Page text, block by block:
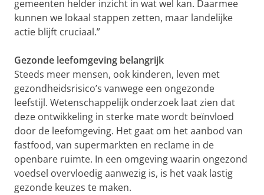
gemeenten helder inzicht in wat wel kan. Daarmee
kunnen we lokaal stappen zetten, maar landelijke
actie blijft cruciaal.”
Gezonde leefomgeving belangrijk
Steeds meer mensen, ook kinderen, leven met
gezondheidsrisico’s vanwege een ongezonde
leefstijl. Wetenschappelijk onderzoek laat zien dat
deze ontwikkeling in sterke mate wordt beïnvloed
door de leefomgeving. Het gaat om het aanbod van
fastfood, van supermarkten en reclame in de
openbare ruimte. In een omgeving waarin ongezond
voedsel overvloedig aanwezig is, is het vaak lastig
gezonde keuzes te maken.